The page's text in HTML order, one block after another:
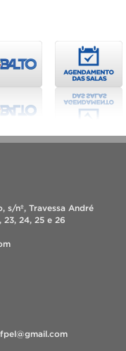
s/nº, Travessa André
23, 24, 25 e 26